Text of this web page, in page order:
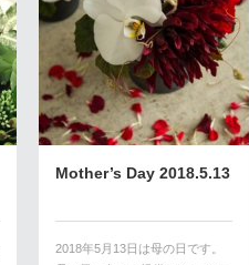
Mother’s Day 2018.5.13
2018年5月13日は母の日です。